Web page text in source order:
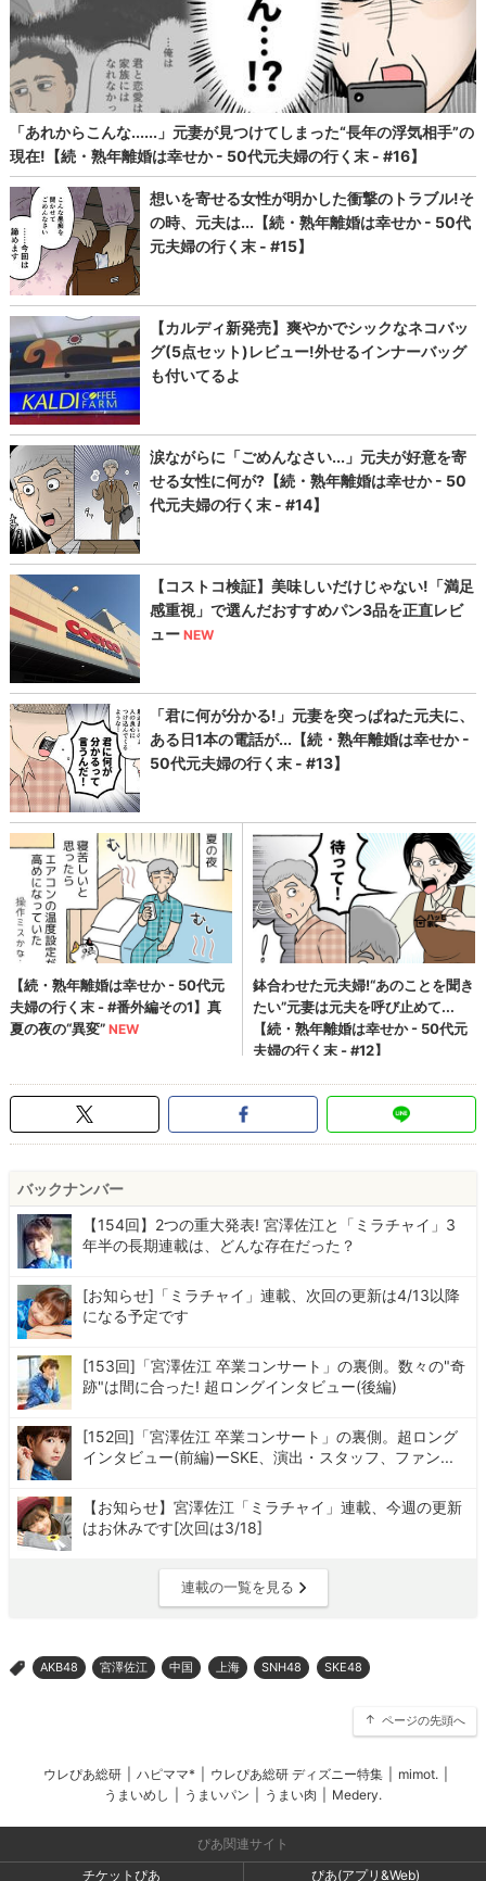
バックナンバー
【154回】2つの重大発表! 宮澤佐江と「ミラチャイ」3
年半の長期連載は、どんな存在だった？
[お知らせ]「ミラチャイ」連載、次回の更新は4/13以降
になる予定です
[153回]「宮澤佐江 卒業コンサート」の裏側。数々の"奇
跡"は間に合った! 超ロングインタビュー(後編)
[152回]「宮澤佐江 卒業コンサート」の裏側。超ロング
インタビュー(前編)ーSKE、演出・スタッフ、ファン...
【お知らせ】宮澤佐江「ミラチャイ」連載、今週の更新
はお休みです[次回は3/18]
連載の一覧を見る
> AKB48 宮澤佐江 中国 上海 SNH48 SKE48
ページの先頭へ
ウレぴあ総研 ハピママ* ウレぴあ総研 ディズニー特集 mimot.
うまいめし
うまいパン うまい肉 Medery.
ぴあ関連サイト
チケットぴあ
ぴあ(アプリ&Web)